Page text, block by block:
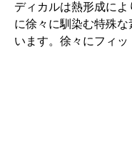
ディカルは熱形成によ
に徐々に馴染む特殊な
います。徐々にフィ